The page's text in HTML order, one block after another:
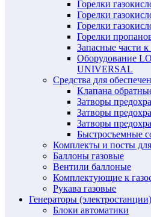
Горелки
Горелки
Горелки
Горелки
Запасные части к
Оборудование
UNIVERSAL
Средства для
Клапана
Затворы
Затворы
Затворы
Быстросъемные
Комплекты и посты
Баллоны газовые
Вентили баллоные
Комплектующие к
Рукава газовые
Генераторы (электростанции)
Блоки автоматики